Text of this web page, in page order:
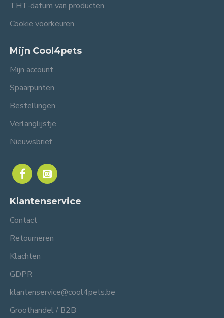
THT-datum van producten
Cookie voorkeuren
Mijn Cool4pets
Mijn account
Spaarpunten
Bestellingen
Verlanglijstje
Nieuwsbrief
Klantenservice
Contact
Retourneren
Klachten
GDPR
klantenservice@cool4pets.be
Groothandel / B2B